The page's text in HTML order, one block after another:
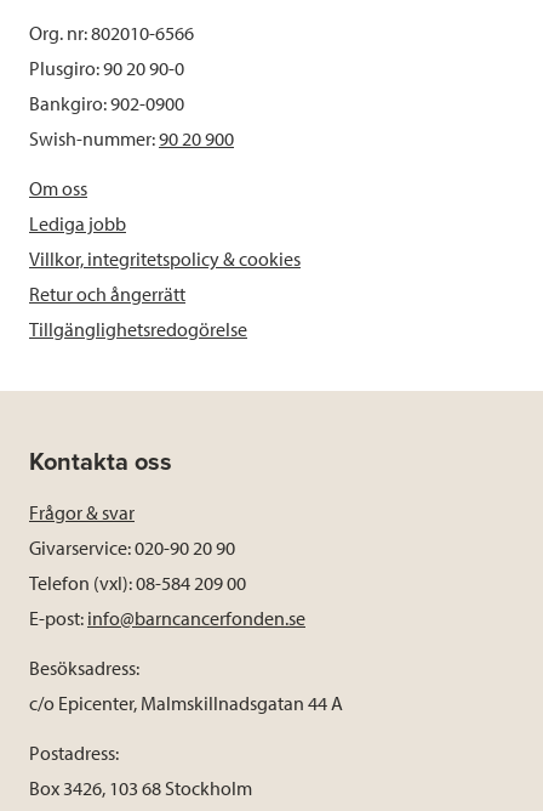
Org. nr: 802010-6566
Plusgiro: 90 20 90-0
Bankgiro: 902-0900
Swish-nummer:90 20 900
Om oss
Lediga jobb
Villkor, integritetspolicy & cookies
Retur och ångerrätt
Tillgänglighetsredogörelse
Kontakta oss
Frågor & svar
Givarservice: 020-90 20 90
Telefon (vxl): 08-584 209 00
E-post: info@barncancerfonden.se
Besöksadress:
c/o Epicenter, Malmskillnadsgatan 44 A
Postadress:
Box 3426, 103 68 Stockholm